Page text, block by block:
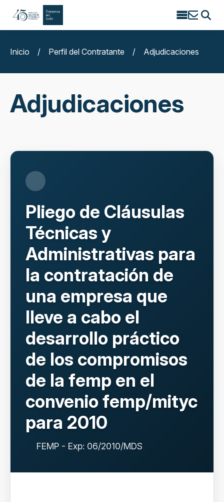
Search
Inicio
/ Perfil del Contratante / Adjudicaciones
Adjudicaciones
Pliego de Cláusulas
Técnicas y
Administrativas para
la contratación de
una empresa que
lleve a cabo el
desarrollo práctico
de los compromisos
de la femp en el
convenio femp/mityc
para 2010
FEMP - Exp: 06/2010/MDS